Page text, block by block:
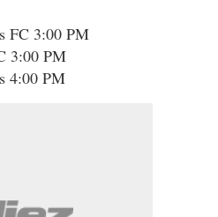
FC 3:00 PM
3:00 PM
4:00 PM